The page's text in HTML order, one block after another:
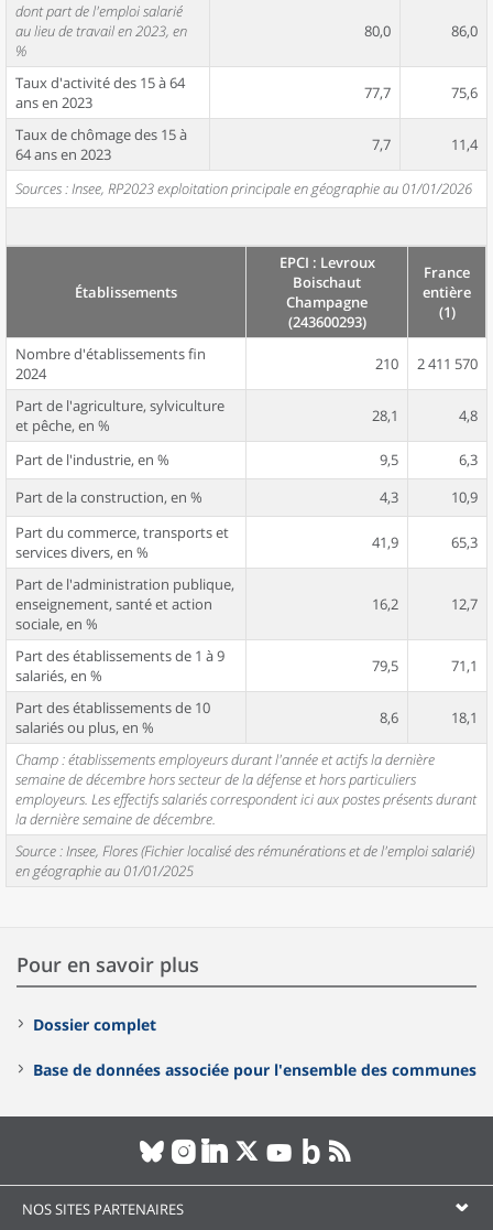
dont part de l'emploi salarié
au lieu de travail en 2023, en
%
80,0 86,0
Taux d'activité des 15 à 64
ans en 2023
77,7 75,6
Taux de chômage des 15 à
64 ans en 2023
7,7 11,4
Sources : Insee, RP2023 exploitation principale en géographie au 01/01/2026
Établissements
EPCI : Levroux
Boischaut
Champagne
(243600293)
France
entière
(1)
Nombre d'établissements fin
2024
210 2 411 570
Part de l'agriculture, sylviculture
et pêche, en %
28,1 4,8
Part de l'industrie, en % 9,5
6,3
Part de la construction, en %
4,3
10,9
Part du commerce, transports et
services divers, en %
41,9 65,3
Part de l'administration publique,
enseignement, santé et action
sociale, en %
16,2 12,7
Part des établissements de 1 à 9
salariés, en %
79,5 71,1
Part des établissements de 10
salariés ou plus, en %
8,6 18,1
Champ : établissements employeurs durant l'année et actifs la dernière
semaine de décembre hors secteur de la défense et hors particuliers
employeurs. Les effectifs salariés correspondent ici aux postes présents durant
la dernière semaine de décembre.
Source : Insee, Flores (Fichier localisé des rémunérations et de l'emploi salarié)
en géographie au 01/01/2025
Pour en savoir plus
Dossier complet
Base de données associée pour l'ensemble des communes
NOS SITES PARTENAIRES